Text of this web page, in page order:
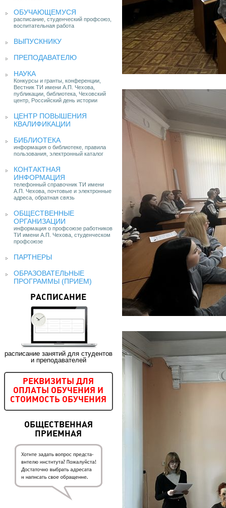
ОБУЧАЮЩЕМУСЯ
расписание, студенческий профсоюз,
воспитательная работа
ВЫПУСКНИКУ
ПРЕПОДАВАТЕЛЮ
НАУКА
Конкурсы и гранты, конференции,
Вестник ТИ имени А.П. Чехова,
публикации, библиотека, Чеховский
центр, Российский день истории
ЦЕНТР ПОВЫШЕНИЯ
КВАЛИФИКАЦИИ
БИБЛИОТЕКА
информация о библиотеке, правила
пользования, электронный каталог
КОНТАКТНАЯ
ИНФОРМАЦИЯ
телефонный справочник ТИ имени
А.П. Чехова, почтовые и электронные
адреса, обратная связь
ОБЩЕСТВЕННЫЕ
ОРГАНИЗАЦИИ
информация о профсоюзе работников
ТИ имени А.П. Чехова, студенческом
профсоюзе
ПАРТНЕРЫ
ОБРАЗОВАТЕЛЬНЫЕ
ПРОГРАММЫ (ПРИЕМ)
РАСПИСАНИЕ
расписание занятий для студентов
и преподавателей
РЕКВИЗИТЫ ДЛЯ
ОПЛАТЫ ОБУЧЕНИЯ И
СТОИМОСТЬ ОБУЧЕНИЯ
ОБЩЕСТВЕННАЯ
ПРИЕМНАЯ